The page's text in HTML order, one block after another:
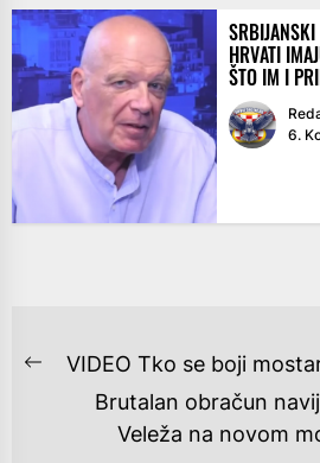
SRBIJANSKI
HRVATI
ŠTO IM I
6.
NAVIGACIJA
OBJAVA
Previous
VIDEO Tko se boji
Brutalan obračun
Veleža na novom